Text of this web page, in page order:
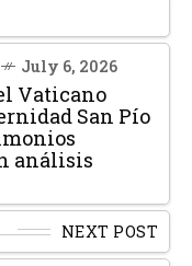
July 6, 2026
Vaticano
San Pío
análisis
NEXT POST